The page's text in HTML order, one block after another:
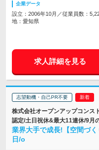
企業データ
設立：2006年10月／従業員数：
地：愛知県
求人詳細を見る
志望動機・自己PR不要
株式会社オープンアップコンス
認定/土日祝休&最大11連休/9月
業界大手で成長!【空間づ
日/o